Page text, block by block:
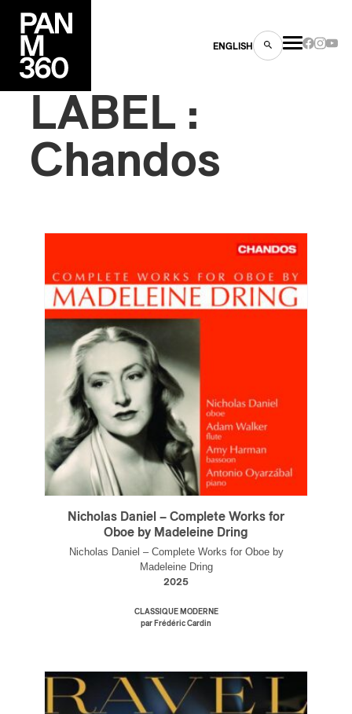
ENGLISH
LABEL :
Chandos
Nicholas Daniel – Complete Works for
Oboe by Madeleine Dring
Nicholas Daniel – Complete Works for Oboe by
Madeleine Dring
2025
CLASSIQUE MODERNE
par Frédéric Cardin